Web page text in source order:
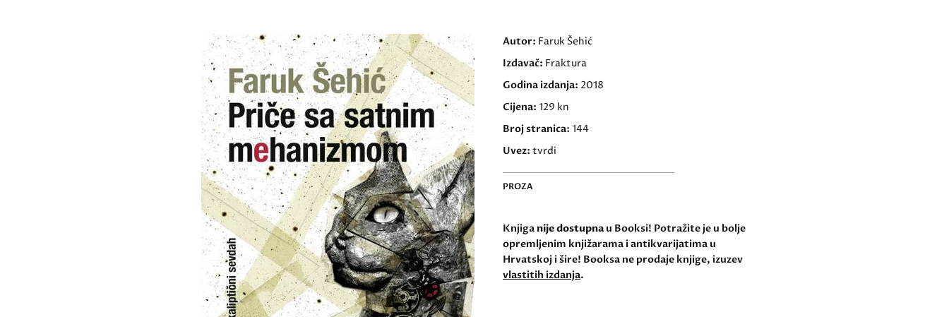
Autor: Faruk Šehić
Izdavač: Fraktura
Godina izdanja: 2018
Cijena: 129 kn
Broj stranica: 144
Uvez: tvrdi
PROZA
Knjiga nije dostupna u Booksi! Potražite je u bolje
opremljenim knjižarama i antikvarijatima u
Hrvatskoj i šire! Booksa ne prodaje knjige, izuzev
vlastitih izdanja.